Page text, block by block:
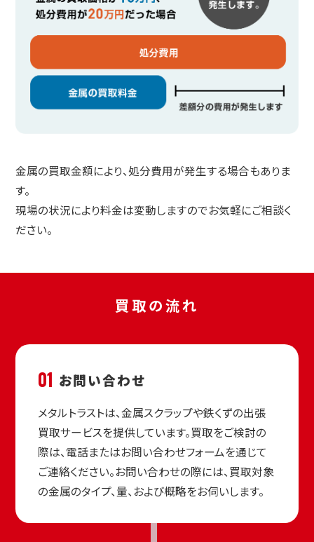
金属の買取金額により、処分費用が発生する場合もありま
す。
現場の状況により料金は変動しますのでお気軽にご相談く
ださい。
買取の流れ
01 お問い合わせ
メタルトラストは、金属スクラップや鉄くずの出張
買取サービスを提供しています。買取をご検討の
際は、電話またはお問い合わせフォームを通じて
ご連絡ください。お問い合わせの際には、買取対象
の金属のタイプ、量、および概略をお伺いします。